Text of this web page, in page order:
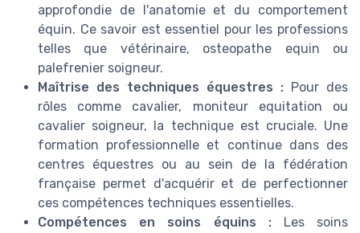
approfondie de l'anatomie et du comportement
équin. Ce savoir est essentiel pour les professions
telles que vétérinaire, osteopathe equin ou
palefrenier soigneur.
Maîtrise des techniques équestres : Pour des
rôles comme cavalier, moniteur equitation ou
cavalier soigneur, la technique est cruciale. Une
formation professionnelle et continue dans des
centres équestres ou au sein de la fédération
française permet d'acquérir et de perfectionner
ces compétences techniques essentielles.
Compétences en soins équins :Les soins